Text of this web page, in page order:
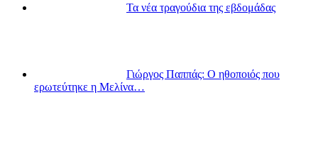
Τα νέα τραγούδια της εβδομάδας
Γιώργος Παππάς: Ο ηθοποιός που
ερωτεύτηκε η Μελίνα…